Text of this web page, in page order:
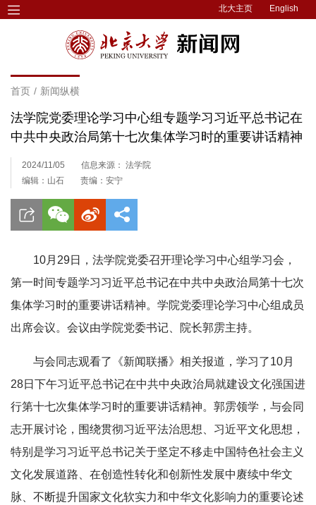
北大主页 English
首页 / 新闻纵横
法学院党委理论学习中心组专题学习习近平总书记在
中共中央政治局第十七次集体学习时的重要讲话精神
2024/11/05
信息来源： 法学院
编辑：山石
责编：安宁
10月29日，法学院党委召开理论学习中心组学习会，
第一时间专题学习习近平总书记在中共中央政治局第十七次
集体学习时的重要讲话精神。学院党委理论学习中心组成员
出席会议。会议由学院党委书记、院长郭雳主持。
与会同志观看了《新闻联播》相关报道，学习了10月
28日下午习近平总书记在中共中央政治局就建设文化强国进
行第十七次集体学习时的重要讲话精神。郭雳领学，与会同
志开展讨论，围绕贯彻习近平法治思想、习近平文化思想，
特别是学习习近平总书记关于坚定不移走中国特色社会主义
文化发展道路、在创造性转化和创新性发展中赓续中华文
脉、不断提升国家文化软实力和中华文化影响力的重要论述